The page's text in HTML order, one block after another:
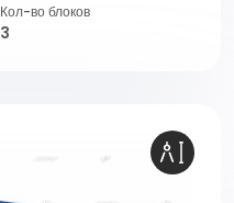
Кол-во блоков
3